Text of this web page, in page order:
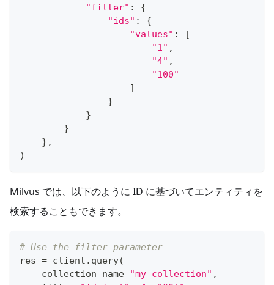
"filter" :
{
"ids" :
{
"values" :
[
"1" ,
"4" ,
"100"
]
}
}
}
} ,
)
Milvus では、以下のように ID に基づいてエンティティを
検索することもできます。
# Use the filter parameter
res = client . query(
    collection_name
="my_collection" ,